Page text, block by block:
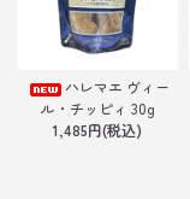
ハレマエ ヴィー
ル・チッピィ 30g
1,485円(税込)